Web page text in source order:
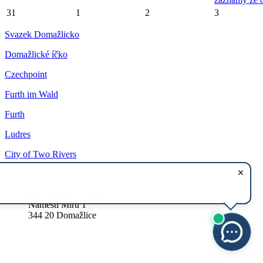
31
1 2 3
Svazek Domažlicko
Domažlické íčko
Czechpoint
Furth im Wald
Furth
Ludres
City of Two Rivers
Náměstí Míru 1
344 20 Domažlice